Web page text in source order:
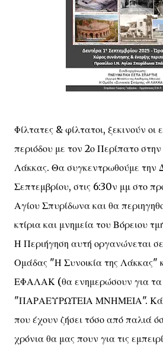
Φίλτατες & φίλτατοι, ξεκινούν οι
περιόδου με τον 2ο Περίπατο στην
Λάκκας. Θα συγκεντρωθούμε την
Σεπτεμβρίου, στις 6:30ν μμ στο
Αγίου Σπυρίδωνα και θα
κτίρια και μνημεία του Βόρειου
Η Περιήγηση αυτή οργανώνεται σε
Ομάδας "Η Συνοικία της Λάκκας"
ΕΦΑΛΑΚ (θα ενημερώσουν για
"ΠΑΡΑΕΥΡΩΤΕΙΑ ΜΝΗΜΕΙΑ".
που έχουν ζήσει τόσο από παλιά
χρόνια θα μας πουν για τις